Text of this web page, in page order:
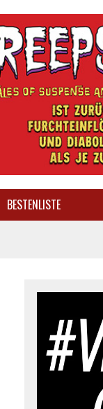
BESTENLISTE